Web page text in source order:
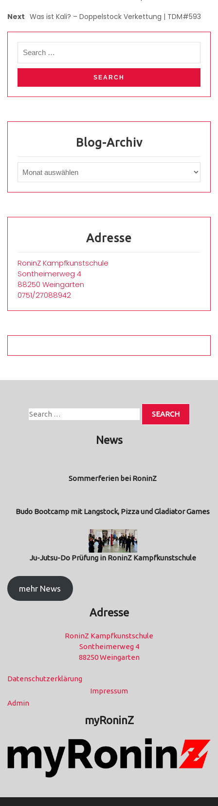
Next Was ist Kali? – Doppelstock Verkettung | TDM#593
Blog-Archiv
Adresse
RoninZ Kampfkunstschule
Sontheimerweg 4
88250 Weingarten
0751/27088942
News
Sommerferien bei RoninZ
Budo Bootcamp mit Langstock, Pizza und Gladiator Games
Ju-Jutsu-Do Prüfung in RoninZ Kampfkunstschule
mehr News
Adresse
RoninZ Kampfkunstschule
Sontheimerweg 4
88250 Weingarten
Datenschutzerklärung
Impressum
Admin
myRoninZ